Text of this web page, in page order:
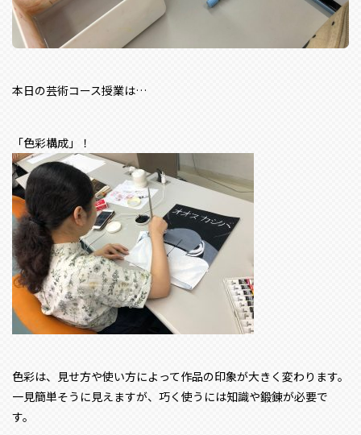
本日の芸術コース授業は…
「色彩構成」！
色彩は、見せ方や使い方によって作品の印象が大きく変わります。
一見簡単そうに見えますが、巧く使うには知識や鍛錬が必要で
す。